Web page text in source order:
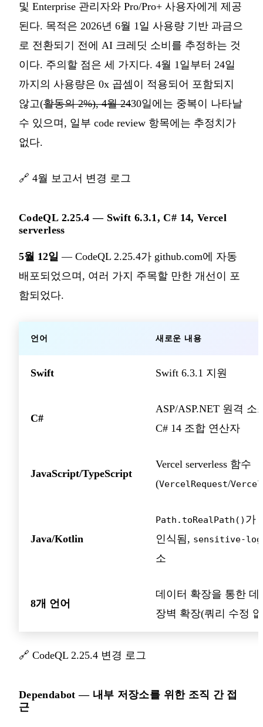
및 Enterprise 관리자와 Pro/Pro+ 사용자에게 제공
된다. 목적은 2026년 6월 1일 사용량 기반 과금으
로 전환되기 전에 AI 크레딧 소비를 추정하는 것
이다. 주의할 점은 세 가지다. 4월 1일부터 24일
까지의 사용량은 0x 곱셈이 적용되어 포함되지
않고(활동의 2%), 4월 2430일에는 중복이 나타날
수 있으며, 일부 code review 항목에는 추정치가
없다.
🔗 4월 보고서 변경 로그
CodeQL 2.25.4 — Swift 6.3.1, C# 14, Vercel
serverless
5월 12일 — CodeQL 2.25.4가 github.com에 자동
배포되었으며, 여러 가지 주목할 만한 개선이 포
함되었다.
언어 새로운 내용
Swift Swift 6.3.1 지원
C#
ASP/ASP.NET 원격 소
C# 14 조합 연산자
JavaScript/TypeScript
Vercel serverless 함수
(VercelRequest/
Java/Kotlin
Path.toRealPath() 가
인식됨, sensitive-log
소
8개 언어
데이터 확장을 통한 데
장벽 확장(쿼리 수정
🔗 CodeQL 2.25.4 변경 로그
Dependabot — 내부 저장소를 위한 조직 간 접
근